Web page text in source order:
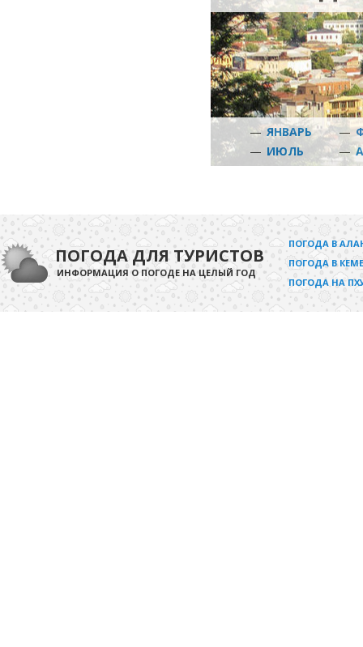
—ЯНВАРЬ —
— ИЮЛЬ —
ПОГОДА ДЛЯ ТУРИСТОВ
ИНФОРМАЦИЯ О ПОГОДЕ НА ЦЕЛЫЙ ГОД
ПОГОДА В
ПОГОДА В
ПОГОДА НА